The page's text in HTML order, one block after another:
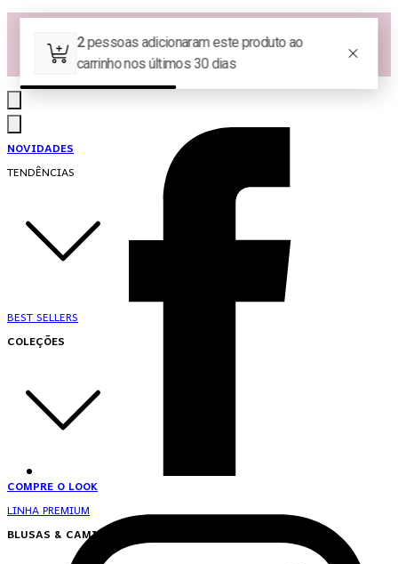
Las Queridas Club🌷 - Ganhe 5% Cashback em pontos na sua compra!
Ganhe 10% OFF na 1ª compra no App: PRIMEIRANOAPP 😍
♡ Coleção Nova: Grace in Motion ♡
NOVIDADES
TENDÊNCIAS
BEST SELLERS
COLEÇÕES
COMPRE O LOOK
LINHA PREMIUM
BLUSAS & CAMISAS